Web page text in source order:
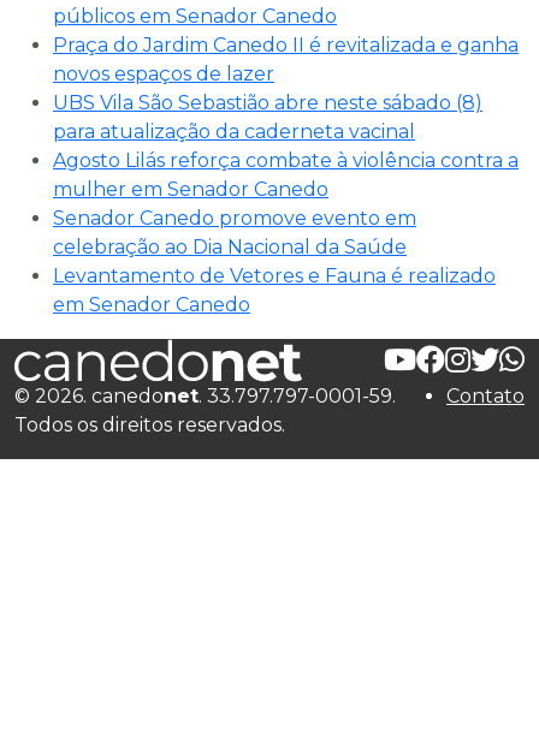
públicos em Senador Canedo
Praça do Jardim Canedo II é revitalizada e ganha
novos espaços de lazer
UBS Vila São Sebastião abre neste sábado (8)
para atualização da caderneta vacinal
Agosto Lilás reforça combate à violência contra a
mulher em Senador Canedo
Senador Canedo promove evento em
celebração ao Dia Nacional da Saúde
Levantamento de Vetores e Fauna é realizado
em Senador Canedo
© 2026. canedonet. 33.797.797-0001-59.
Todos os direitos reservados.
Contato